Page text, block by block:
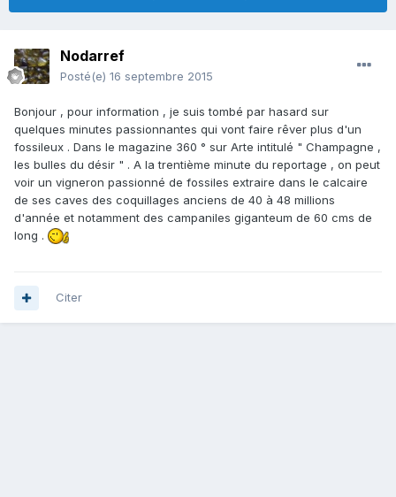
Nodarref
Posté(e) 16 septembre 2015
Bonjour , pour information , je suis tombé par hasard sur
quelques minutes passionnantes qui vont faire rêver plus d'un
fossileux . Dans le magazine 360 ° sur Arte intitulé " Champagne ,
les bulles du désir " . A la trentième minute du reportage , on peut
voir un vigneron passionné de fossiles extraire dans le calcaire
de ses caves des coquillages anciens de 40 à 48 millions
d'année et notamment des campaniles giganteum de 60 cms de
long .
Citer